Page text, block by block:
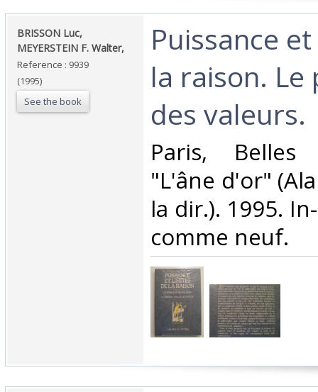
‎BRISSON Luc,
MEYERSTEIN F. Walter,‎
Reference : 9939
(1995)
See the book
‎Puissance
la raison.
des valeurs.‎
‎Paris,
"L'âne d'or"
la dir.). 1995.
comme neuf.‎